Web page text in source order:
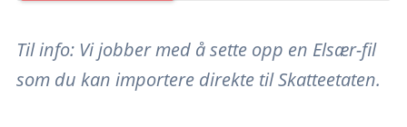
Til info: Vi jobber med å sette opp en Elsær-fil
som du kan importere direkte til Skatteetaten.